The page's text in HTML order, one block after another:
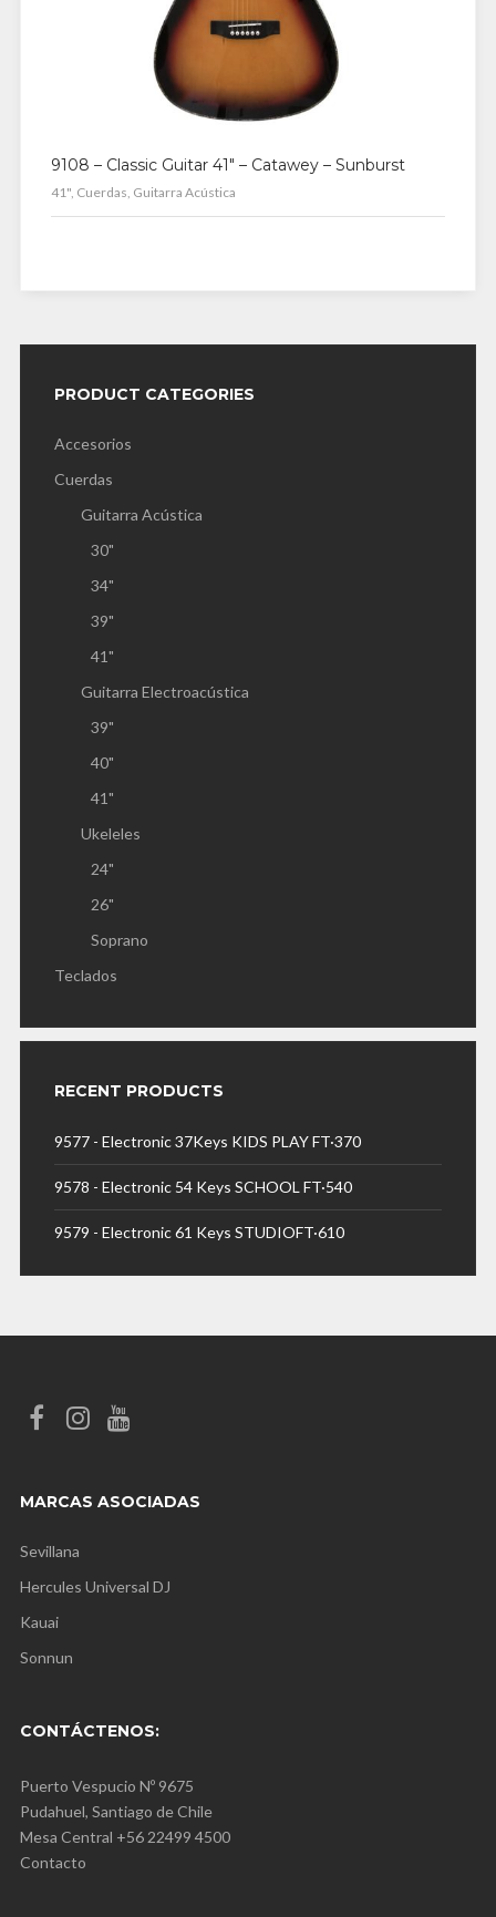
9108 – Classic Guitar 41″ – Catawey – Sunburst
41", Cuerdas, Guitarra Acústica
PRODUCT CATEGORIES
Accesorios
Cuerdas
Guitarra Acústica
30"
34"
39"
41"
Guitarra Electroacústica
39"
40"
41"
Ukeleles
24"
26"
Soprano
Teclados
RECENT PRODUCTS
9577 - Electronic 37Keys KIDS PLAY FT·370
9578 - Electronic 54 Keys SCHOOL FT·540
9579 - Electronic 61 Keys STUDIOFT·610
MARCAS ASOCIADAS
Sevillana
Hercules Universal DJ
Kauai
Sonnun
CONTÁCTENOS:
Puerto Vespucio Nº 9675
Pudahuel, Santiago de Chile
Mesa Central +56 22499 4500
Contacto